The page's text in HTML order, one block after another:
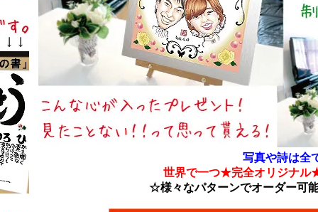
写真や詩は全
世界で一つ★完全オリジナ
☆様々なパターンでオーダー可